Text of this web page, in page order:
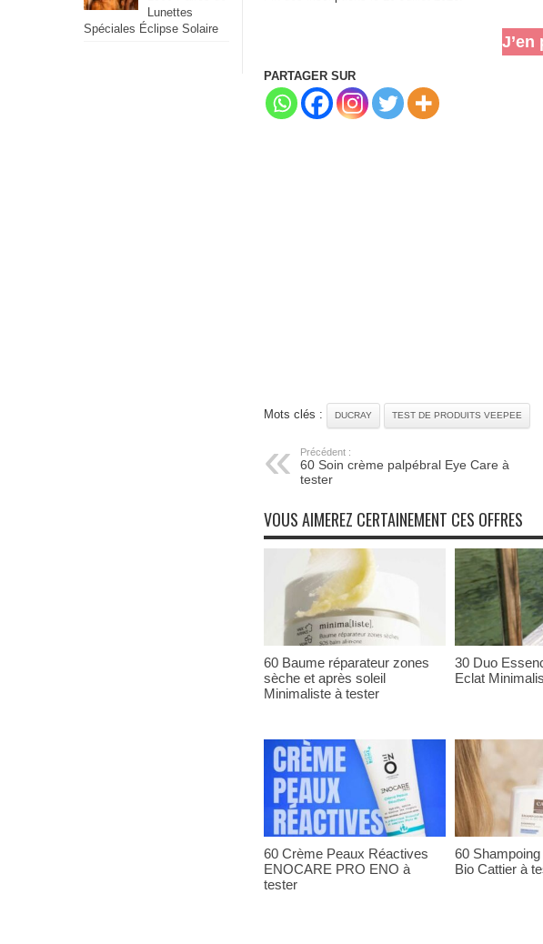
J’en
PARTAGER SUR
Mots clés : DUCRAY TEST DE PRODUITS VEEPEE
Précédent :
60 Soin crème palpébral Eye Care à
tester
VOUS AIMEREZ CERTAINEMENT CES OFFRES
60 Baume réparateur zones
sèche et après soleil
Minimaliste à tester
30 Duo
Eclat
60 Crème Peaux Réactives
ENOCARE PRO ENO à
tester
60
Bio Cattier à
Lunettes
Spéciales Éclipse Solaire